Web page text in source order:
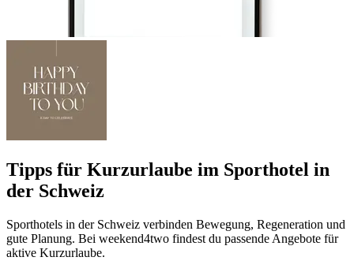
Tipps für Kurzurlaube im Sporthotel in
der Schweiz
Sporthotels in der Schweiz verbinden Bewegung, Regeneration und
gute Planung. Bei weekend4two findest du passende Angebote für
aktive Kurzurlaube.